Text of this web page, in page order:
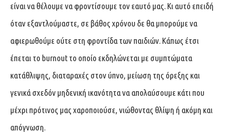
είναι να θέλουμε να φροντίσουμε τον εαυτό μας. Κι αυτό επειδή
όταν εξαντλούμαστε, σε βάθος χρόνου δε θα μπορούμε να
αφιερωθούμε ούτε στη φροντίδα των παιδιών. Κάπως έτσι
έπεται το burnout το οποίο εκδηλώνεται με συμπτώματα
κατάθλιψης, διαταραχές στον ύπνο, μείωση της όρεξης και
γενικά σχεδόν μηδενική ικανότητα να απολαύσουμε κάτι που
μέχρι πρότινος μας χαροποιούσε, νιώθοντας θλίψη ή ακόμη και
απόγνωση.